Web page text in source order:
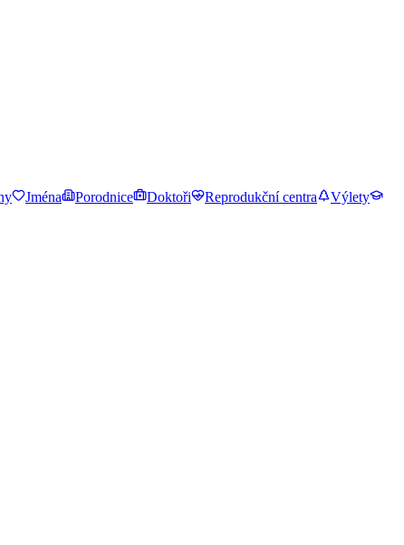
Jména Porodnice Doktoři Reprodukční centra
Výlety